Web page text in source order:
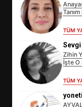
Tanım
TÜM
Sevgi
Zihin
İşte O
TÜM